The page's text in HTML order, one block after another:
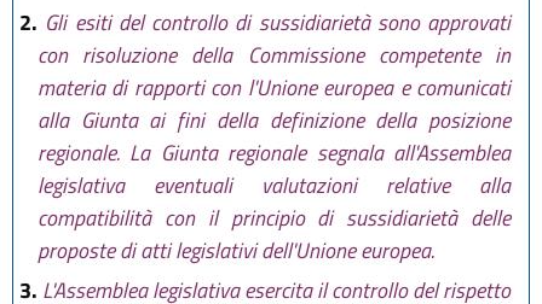
2. Gli esiti del controllo di sussidiarietà sono approvati
con risoluzione della Commissione competente in
materia di rapporti con l'Unione europea e comunicati
alla Giunta ai fini della definizione della posizione
regionale. La Giunta regionale segnala all'Assemblea
legislativa eventuali valutazioni relative alla
compatibilità con il principio di sussidiarietà delle
proposte di atti legislativi dell'Unione europea.
3. L'Assemblea legislativa esercita il controllo del rispetto